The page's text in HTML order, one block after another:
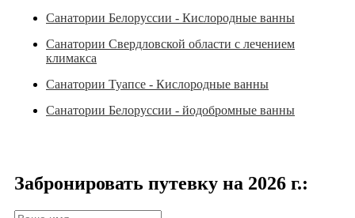
Санатории Белоруссии - Кислородные ванны
Санатории Свердловской области с лечением
климакса
Санатории Туапсе - Кислородные ванны
Санатории Белоруссии - йодобромные ванны
Забронировать путевку на 2026 г.: